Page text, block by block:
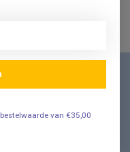
➡️
van €35,00